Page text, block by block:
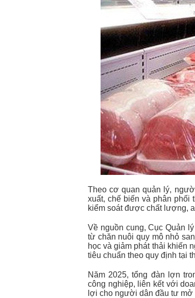
Theo cơ quan quản lý,
xuất, chế biến và phân phối
kiểm soát được chất lượng,
Về nguồn cung, Cục Quản
từ chăn nuôi quy mô nhỏ
học và giảm phát thải khiến
tiêu chuẩn theo quy định tại
Năm 2025, tổng đàn lợn
công nghiệp, liên kết với
lợi cho người dân đầu tư mở